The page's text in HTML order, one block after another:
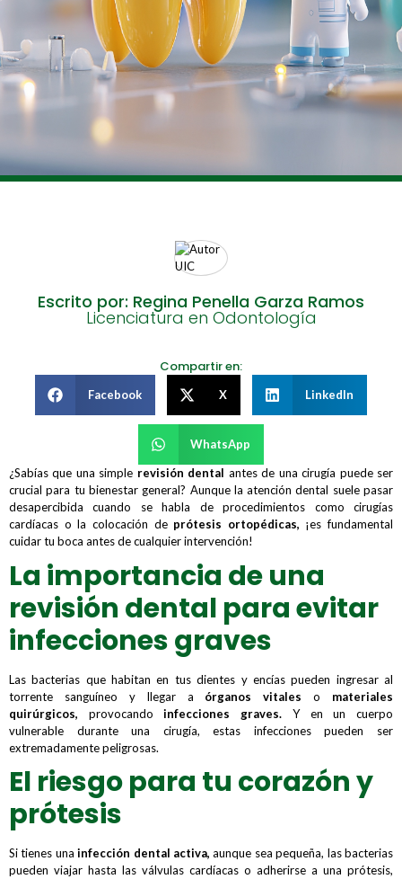
Escrito por: Regina Penella Garza Ramos
Licenciatura en Odontología
Compartir en:
Facebook X LinkedIn
WhatsApp
¿Sabías que una simple revisión dental antes de una cirugía puede ser
crucial para tu bienestar general? Aunque la atención dental suele pasar
desapercibida cuando se habla de procedimientos como cirugías
cardíacas o la colocación de prótesis ortopédicas, ¡es fundamental
cuidar tu boca antes de cualquier intervención!
La importancia de una
revisión dental para evitar
infecciones graves
Las bacterias que habitan en tus dientes y encías pueden ingresar al
torrente sanguíneo y llegar a órganos vitales o materiales
quirúrgicos, provocandoinfecciones graves. Y en un cuerpo
vulnerable durante una cirugía, estas infecciones pueden ser
extremadamente peligrosas.
El riesgo para tu corazón y
prótesis
Si tienes unainfección dental activa, aunque sea pequeña, las bacterias
pueden viajar hasta las válvulas cardíacas o adherirse a una prótesis,